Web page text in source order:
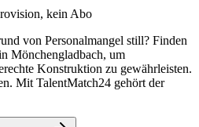
kein Abo
von Personalmangel still? Finden
Mönchengladbach, um
Konstruktion zu gewährleisten.
Mit TalentMatch24 gehört der